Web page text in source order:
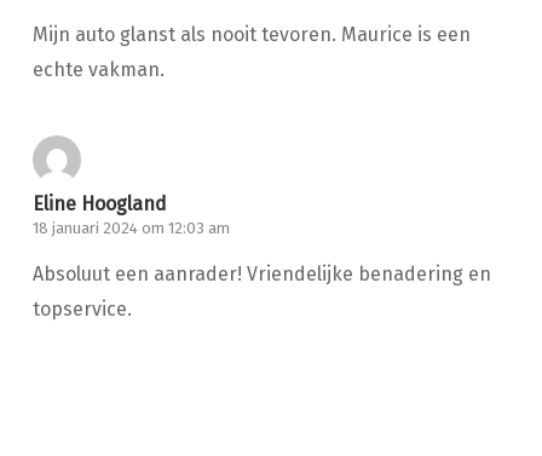
Mijn auto glanst als nooit tevoren. Maurice is een
echte vakman.
Eline Hoogland
18 januari 2024 om 12:03 am
Absoluut een aanrader! Vriendelijke benadering en
topservice.